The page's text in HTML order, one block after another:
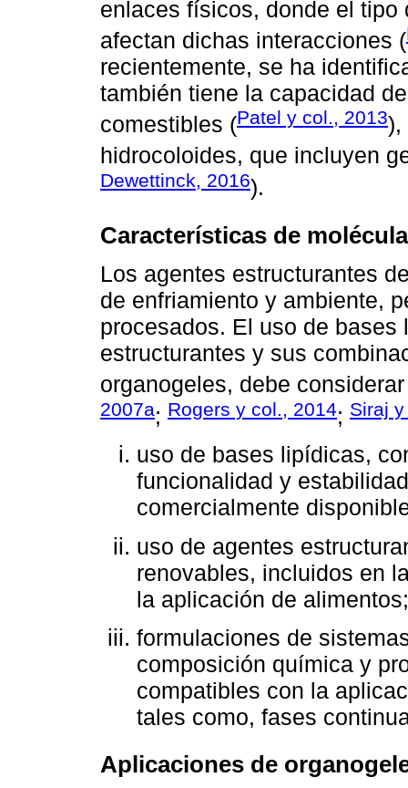
enlaces físicos, donde el
afectan dichas interacciones (
recientemente, se ha
también tiene la capacidad
comestibles (Patel y col., 2013),
hidrocoloides, que incluyen
Dewettinck, 2016).
Características de
Los agentes estructurantes
de enfriamiento y ambiente,
procesados. El uso de
estructurantes y sus
organogeles, debe
2007a; Rogers y col., 2014; Siraj
uso de bases lipídicas,
funcionalidad y
comercialmente
uso de agentes
renovables, incluidos en
la aplicación de alimentos;
formulaciones de
composición química y
compatibles con la
tales como, fases
Aplicaciones de